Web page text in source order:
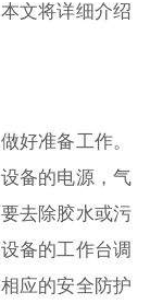
文将详细介绍
好准备工作。
备的电源，气
去除胶水或污
备的工作台调
应的安全防护